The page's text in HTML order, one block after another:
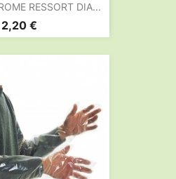
RESSORT DIA...
Prix
2,20 €